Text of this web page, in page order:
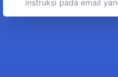
instruksi pada email